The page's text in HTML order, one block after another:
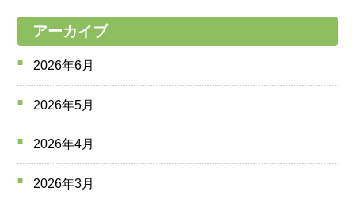
アーカイブ
2026年6月
2026年5月
2026年4月
2026年3月